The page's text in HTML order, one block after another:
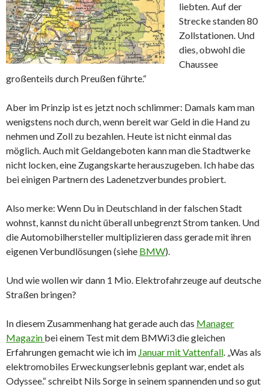
liebten. Auf der
Strecke standen 80
Zollstationen. Und
dies, obwohl die
Chaussee
großenteils durch Preußen führte.“
Aber im Prinzip ist es jetzt noch schlimmer: Damals kam man
wenigstens noch durch, wenn bereit war Geld in die Hand zu
nehmen und Zoll zu bezahlen. Heute ist nicht einmal das
möglich. Auch mit Geldangeboten kann man die Stadtwerke
nicht locken, eine Zugangskarte herauszugeben. Ich habe das
bei einigen Partnern des Ladenetzverbundes probiert.
Also merke: Wenn Du in Deutschland in der falschen Stadt
wohnst, kannst du nicht überall unbegrenzt Strom tanken. Und
die Automobilhersteller multiplizieren dass gerade mit ihren
eigenen Verbundlösungen (siehe BMW).
Und wie wollen wir dann 1 Mio. Elektrofahrzeuge auf deutsche
Straßen bringen?
In diesem Zusammenhang hat gerade auch das Manager
Magazin bei einem Test mit dem BMWi3 die gleichen
Erfahrungen gemacht wie ich im Januar mit Vattenfall . „Was als
elektromobiles Erweckungserlebnis geplant war, endet als
Odyssee.“ schreibt Nils Sorge in seinem spannenden und so gut